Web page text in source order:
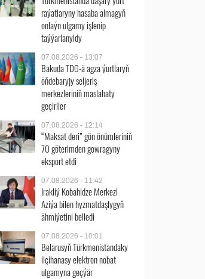
raýatlaryny hasaba almagyň
onlaýn ulgamy işlenip
taýýarlanyldy
07.08.2026 - 13:07
Bakuda TDG-ä agza ýurtlaryň
öňdebaryjy seljeriş
merkezleriniň maslahaty
geçiriler
07.08.2026 - 12:14
“Maksat deri” gön önümleriniň
70 göterimden gowragyny
eksport etdi
07.08.2026 - 11:42
Irakliý Kobahidze Merkezi
Aziýa bilen hyzmatdaşlygyň
ähmiýetini belledi
07.08.2026 - 10:01
Belarusyň Türkmenistandaky
ilçihanasy elektron nobat
ulgamyna geçýär